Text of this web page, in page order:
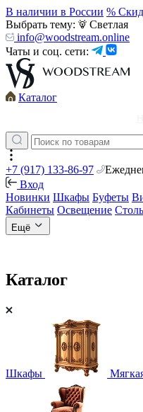
В наличии в России %
Выбрать тему:
Светлая
info@woodstream.online
Чаты и соц. сети:
Каталог
+7 (917) 133-86-97
Вход
Новинки Шкафы Буфеты
Кабинеты Освещение
Ещё
Каталог
Шкафы